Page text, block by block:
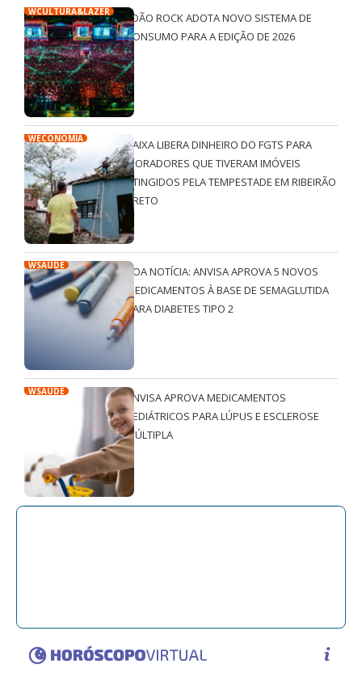
WCULTURA&LAZER
JOÃO ROCK ADOTA NOVO SISTEMA DE
CONSUMO PARA A EDIÇÃO DE 2026
WECONOMIA
CAIXA LIBERA DINHEIRO DO FGTS PARA
MORADORES QUE TIVERAM IMÓVEIS
ATINGIDOS PELA TEMPESTADE EM RIBEIRÃO
PRETO
WSAÚDE
BOA NOTÍCIA: ANVISA APROVA 5 NOVOS
MEDICAMENTOS À BASE DE SEMAGLUTIDA
PARA DIABETES TIPO 2
WSAÚDE
ANVISA APROVA MEDICAMENTOS
PEDIÁTRICOS PARA LÚPUS E ESCLEROSE
MÚLTIPLA